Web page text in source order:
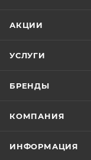
АКЦИИ
УСЛУГИ
БРЕНДЫ
КОМПАНИЯ
ИНФОРМАЦИЯ